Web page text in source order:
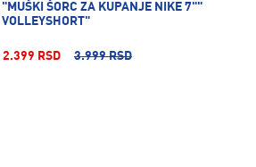
"MUŠKI ŠORC ZA KUPANJE NIKE 7""
VOLLEYSHORT"
2.399 RSD 3.999 RSD